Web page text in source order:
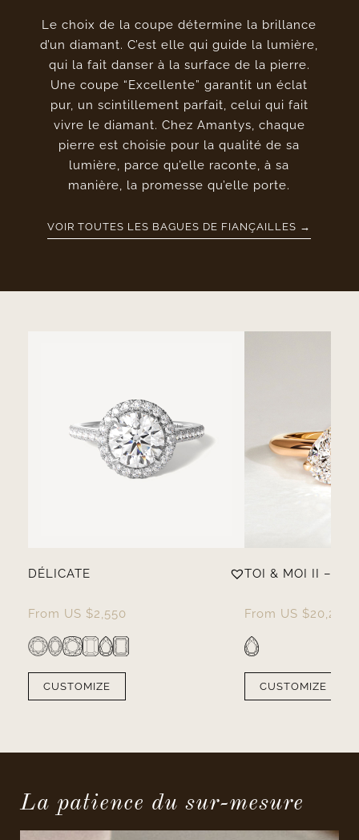
Le choix de la coupe détermine la brillance
d’un diamant. C’est elle qui guide la lumière,
qui la fait danser à la surface de la pierre.
Une coupe “Excellente” garantit un éclat
pur, un scintillement parfait, celui qui fait
vivre le diamant. Chez Amantys, chaque
pierre est choisie pour la qualité de sa
lumière, parce qu’elle raconte, à sa
manière, la promesse qu’elle porte.
VOIR TOUTES LES BAGUES DE FIANÇAILLES →
DÉLICATE
From US $2,550
CUSTOMIZE
TOI & MOI II –
From US $20,250
CUSTOMIZE
La patience du sur-mesure